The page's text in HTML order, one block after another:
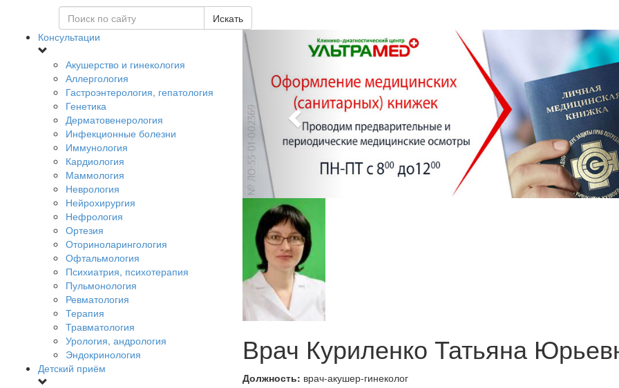
Искать
Консультации
Акушерство и гинекология
Аллергология
Гастроэнтерология, гепатология
Генетика
Дерматовенерология
Инфекционные болезни
Иммунология
Кардиология
Маммология
Неврология
Нейрохирургия
Нефрология
Ортезия
Оториноларингология
Офтальмология
Психиатрия, психотерапия
Пульмонология
Ревматология
Терапия
Травматология
Урология, андрология
Эндокринология
Детский приём
Врач Куриленко Татьяна
Должность: врач-акушер-гинеколог